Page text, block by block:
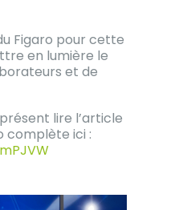
Figaro pour cette
en lumière le
et de
lire l’article
complète ici :